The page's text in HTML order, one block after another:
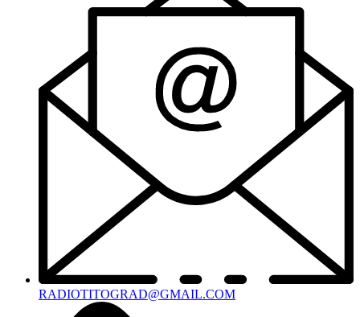
RADIOTITOGRAD@GMAIL.COM